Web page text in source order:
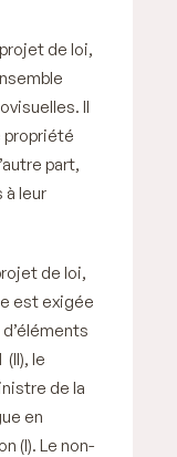
de loi,
Il
propriété
part,
leur
de loi,
est exigée
(II), le
de la
en
(I). Le non-